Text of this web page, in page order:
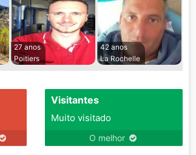
27 anos
Poitiers
42 anos
La Rochelle
Visitantes
Muito visitado
O melhor